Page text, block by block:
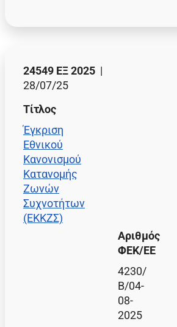
24549 ΕΞ 2025 |
28/07/25
Τίτλος
Έγκριση
Εθνικού
Κανονισμού
Κατανομής
Ζωνών
Συχνοτήτων
(ΕΚΚΖΣ)
Αριθμός
ΦΕΚ/EE
4230/
Β/04-
08-
2025